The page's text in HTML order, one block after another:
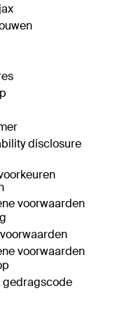
disclosure
voorwaarden
voorwaarden
gedragscode